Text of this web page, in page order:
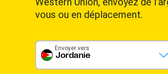
vous ou en déplacement.
Jordanie
Envoyer vers